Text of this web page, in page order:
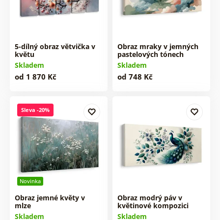
5-dílný obraz větvička v
květu
Skladem
od 1 870 Kč
Obraz mraky v jemných
pastelových tónech
Skladem
od 748 Kč
Novinka
Sleva -20%
Obraz jemné květy v
mlze
Skladem
Obraz modrý páv v
květinové kompozici
Skladem